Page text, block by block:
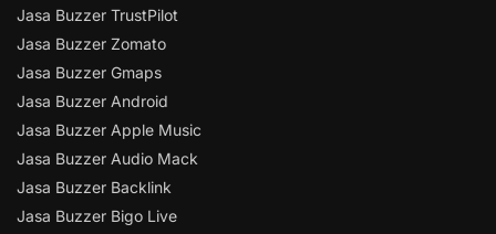
Jasa Buzzer TrustPilot
Jasa Buzzer Zomato
Jasa Buzzer Gmaps
Jasa Buzzer Android
Jasa Buzzer Apple Music
Jasa Buzzer Audio Mack
Jasa Buzzer Backlink
Jasa Buzzer Bigo Live